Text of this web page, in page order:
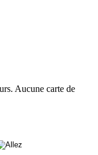
Aucune carte de